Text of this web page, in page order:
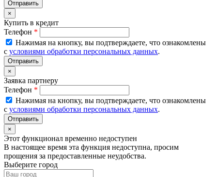
×
Купить в кредит
Телефон *
Нажимая на кнопку, вы подтверждаете, что ознакомлены
с условиями обработки персональных данных.
×
Заявка партнеру
Телефон *
Нажимая на кнопку, вы подтверждаете, что ознакомлены
с условиями обработки персональных данных.
×
Этот функционал временно недоступен
В настоящее время эта функция недоступна, просим
прощения за предоставленные неудобства.
Выберите город